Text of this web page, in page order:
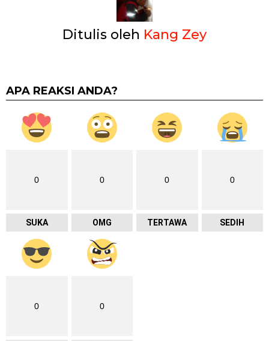
Ditulis oleh Kang Zey
APA REAKSI ANDA?
0
SUKA
0
OMG
0
TERTAWA
0
SEDIH
0 0